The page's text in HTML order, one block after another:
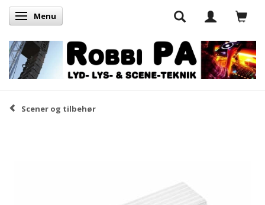
Skifte navigation
Menu
Scener og tilbehør